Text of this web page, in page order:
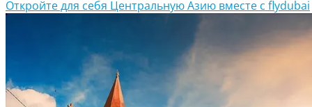
Откройте для себя Центральную Азию вместе с flydubai